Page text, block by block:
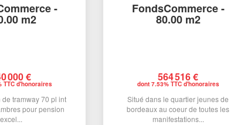
-
m2
000 €
TTC d'honoraires
de tramway 70 pl int
pour pension
excel...
FondsCommerce -
80.00 m2
564 516 €
dont 7.53% TTC d'honoraires
Situé dans le quartier jeunes de
bordeaux au coeur de toutes les
manifestations...